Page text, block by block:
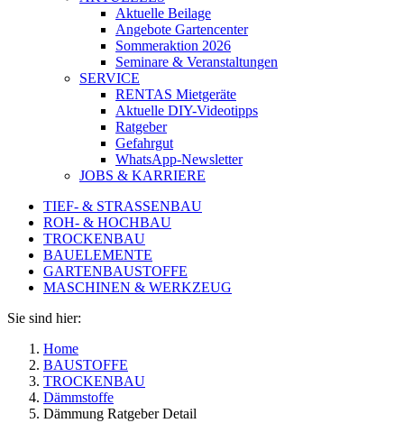
Aktuelle Beilage
Angebote Gartencenter
Sommeraktion 2026
Seminare & Veranstaltungen
SERVICE
RENTAS Mietgeräte
Aktuelle DIY-Videotipps
Ratgeber
Gefahrgut
WhatsApp-Newsletter
JOBS & KARRIERE
TIEF- & STRASSENBAU
ROH- & HOCHBAU
TROCKENBAU
BAUELEMENTE
GARTENBAUSTOFFE
MASCHINEN & WERKZEUG
Sie sind hier:
Home
BAUSTOFFE
TROCKENBAU
Dämmstoffe
Dämmung Ratgeber Detail